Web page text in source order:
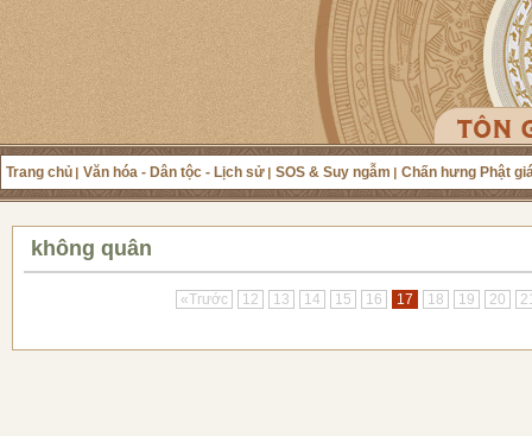
Trang chủ Văn hóa - Dân tộc - Lịch sử SOS & Suy ngẫm Chấn hưng Phật
không quân
«Trước 12 13 14 15 16 17 18 19 20